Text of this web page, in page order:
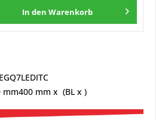
In den Warenkorb
mm400 mm x (BL x )